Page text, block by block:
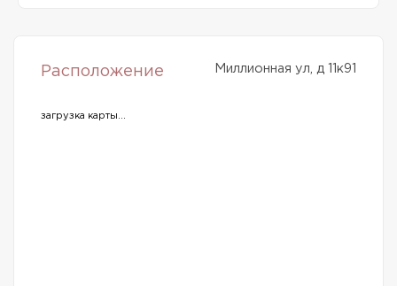
Расположение Миллионная ул, д 11к91
загрузка карты...